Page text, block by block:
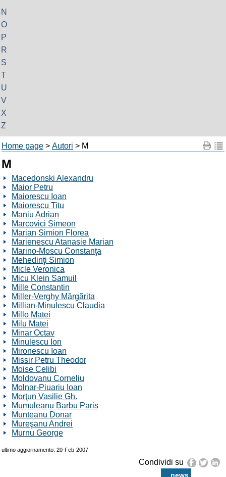
N
O
P
R
S
T
U
V
X
Z
Home page > Autori > M
M
Macedonski Alexandru
Maior Petru
Maiorescu Ioan
Maiorescu Titu
Maniu Adrian
Marcovici Simeon
Marian Simion Florea
Marienescu Atanasie Marian
Marino-Moscu Constanţa
Mehedinţi Simion
Micle Veronica
Micu Klein Samuil
Mille Constantin
Miller-Verghy Mărgărita
Millian-Minulescu Claudia
Millo Matei
Milu Matei
Minar Octav
Minulescu Ion
Mironescu Ioan
Missir Petru Theodor
Moise Celibi
Moldovanu Corneliu
Molnar-Piuariu Ioan
Morţun Vasilie Gh.
Mumuleanu Barbu Paris
Munteanu Donar
Mureşanu Andrei
Murnu George
ultimo aggiornamento: 20-Feb-2007
Condividi su
news